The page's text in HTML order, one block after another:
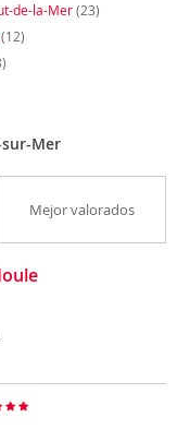
de-la-Mer(23)
(12)
Mer
Mejor valorados